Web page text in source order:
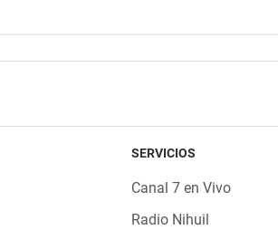
SERVICIOS
Canal 7 en Vivo
Radio Nihuil